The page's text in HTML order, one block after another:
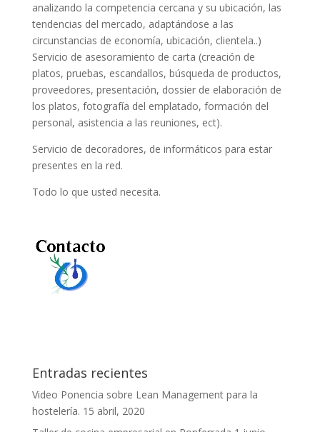
analizando la competencia cercana y su ubicación, las
tendencias del mercado, adaptándose a las
circunstancias de economía, ubicación, clientela..)
Servicio de asesoramiento de carta (creación de
platos, pruebas, escandallos, búsqueda de productos,
proveedores, presentación, dossier de elaboración de
los platos, fotografía del emplatado, formación del
personal, asistencia a las reuniones, ect).
Servicio de decoradores, de informáticos para estar
presentes en la red.
Todo lo que usted necesita.
Entradas recientes
Video Ponencia sobre Lean Management para la
hostelería. 15 abril, 2020